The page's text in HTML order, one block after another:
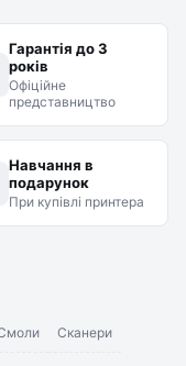
Гарантія до 3
років
Офіційне
представництво
Навчання в
подарунок
При купівлі принтера
Сканери